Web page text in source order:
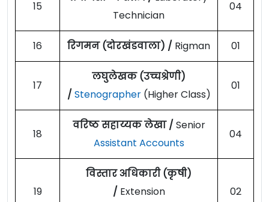
15
Technician
04
16 रिगमन (दोरखंडवाला) / Rigman 01
17
लघुलेखक (उच्चश्रेणी)
/ Stenographer (Higher Class)
01
18
वरिष्ठ सहाय्यक लेखा / Senior
Assistant Accounts
04
19
विस्तार अधिकारी (कृषी)
/ Extension
02